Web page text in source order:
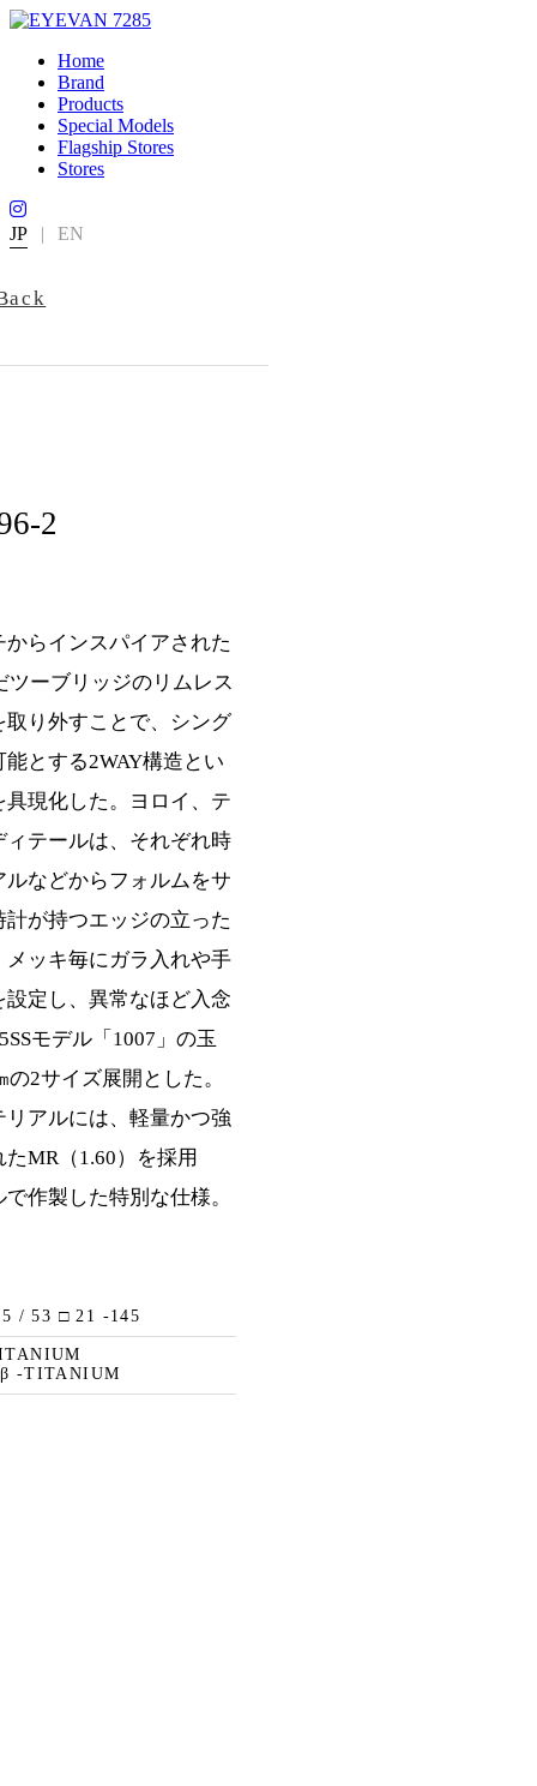
Home
Brand
Products
Special Models
Flagship Stores
Stores
JP | EN
2
らインスパイアされた
ツーブリッジのリムレス
り外すことで、シング
とする2WAY構造とい
現化した。ヨロイ、テ
テールは、それぞれ時
などからフォルムをサ
が持つエッジの立った
ッキ毎にガラ入れや手
定し、異常なほど入念
モデル「1007」の玉
2サイズ展開とした。
アルには、軽量かつ強
MR（1.60）を採用
作製した特別な仕様。
/ 53 □ 21 -145
-TITANIUM